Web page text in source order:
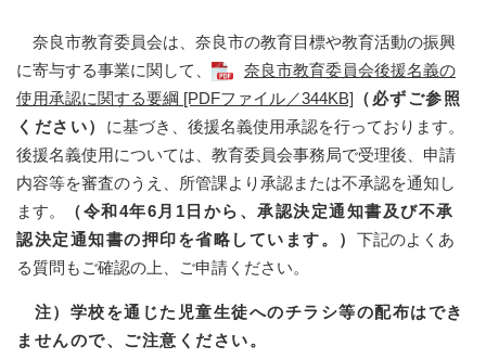
奈良市教育委員会は、奈良市の教育目標や教育活動の振興
に寄与する事業に関して、
奈良市教育委員会後援名義の
使用承認に関する要綱 [PDFファイル／344KB] （必ずご参照
ください） に基づき、後援名義使用承認を行っております。
後援名義使用については、教育委員会事務局で受理後、申請
内容等を審査のうえ、所管課より承認または不承認を通知し
ます。
（令和4年6月1日から、承認決定通知書及び不承
認決定通知書の押印を省略しています。） 下記のよくあ
る質問もご確認の上、ご申請ください。
注）学校を通じた児童生徒へのチラシ等の配布はでき
ませんので、ご注意ください。